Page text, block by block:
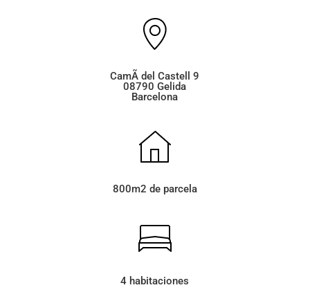
CamÃ­ del Castell 9
08790 Gelida
Barcelona
800m2 de parcela
4 habitaciones